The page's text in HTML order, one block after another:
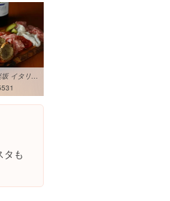
La prosciutteria（飯田橋/神楽坂 イタリアン）のグルメ情報 | ヒトサラ
タも